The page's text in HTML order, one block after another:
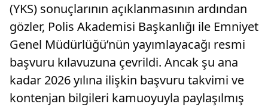
(YKS) sonuçlarının açıklanmasının ardından
gözler, Polis Akademisi Başkanlığı ile Emniyet
Genel Müdürlüğü’nün yayımlayacağı resmi
başvuru kılavuzuna çevrildi. Ancak şu ana
kadar 2026 yılına ilişkin başvuru takvimi ve
kontenjan bilgileri kamuoyuyla paylaşılmış